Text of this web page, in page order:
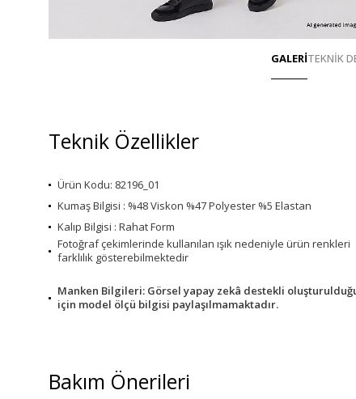
GALERİTEKNİK
Teknik Özellikler
Ürün Kodu: 82196_01
Kumaş Bilgisi : %48 Viskon %47 Polyester %5 Elastan
Kalıp Bilgisi : Rahat Form
Fotoğraf çekimlerinde kullanılan ışık nedeniyle ürün renkleri
farklılık gösterebilmektedir
Manken Bilgileri: Görsel yapay zekâ destekli
için model ölçü bilgisi paylaşılmamaktadır.
Bakım Önerileri